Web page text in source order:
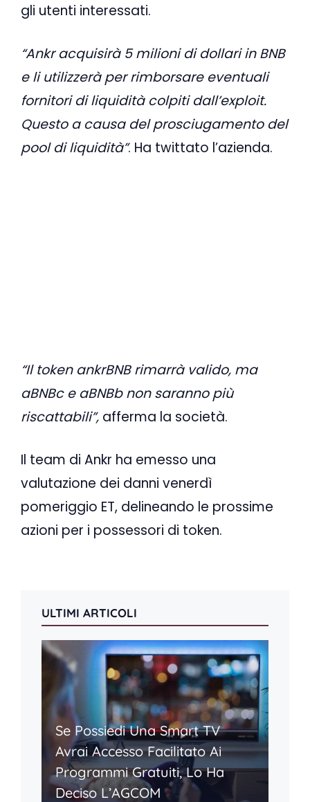
gli utenti interessati.
“Ankr acquisirà 5 milioni di dollari in BNB
e li utilizzerà per rimborsare eventuali
fornitori di liquidità colpiti dall’exploit.
Questo a causa del prosciugamento del
pool di liquidità”. Ha twittato l’azienda.
“Il token ankrBNB rimarrà valido, ma
aBNBc e aBNBb non saranno più
riscattabili”, afferma la società.
Il team di Ankr ha emesso una
valutazione dei danni venerdì
pomeriggio ET, delineando le prossime
azioni per i possessori di token.
ULTIMI ARTICOLI
Se Possiedi Una Smart TV
Avrai Accesso Facilitato Ai
Programmi Gratuiti, Lo Ha
Deciso L’AGCOM